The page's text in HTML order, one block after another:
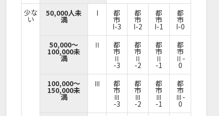
少な
い
50,000人未
満
I 都
市
I-3
都
市
I-2
都
市
I-1
都
市
I-0
50,000～
100,000未
満
Ⅱ 都
市
Ⅱ
-3
都
市
Ⅱ
-2
都
市
Ⅱ
-1
都
市
Ⅱ-
0
100,000～
150,000未
満
Ⅲ 都
市
Ⅲ
-3
都
市
Ⅲ
-2
都
市
Ⅲ
-1
都
市
Ⅲ-
0